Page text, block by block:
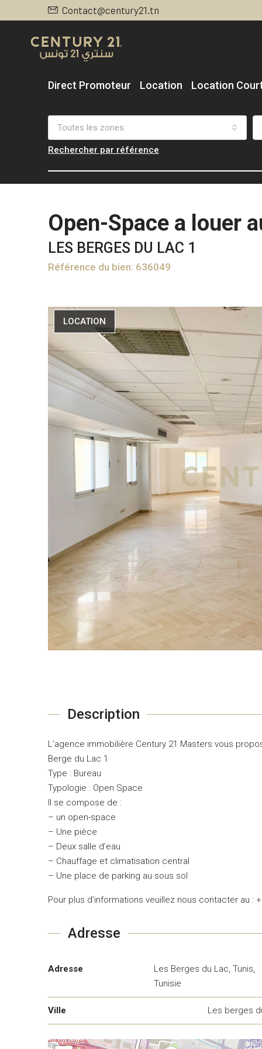
Contact@century21.tn
Direct Promoteur Location Location
Toutes les zones
Rechercher par référence
Open-Space a louer
LES BERGES DU LAC 1
Référence du bien: 636049
LOCATION
Description
L’agence immobilière Century 21 Masters vous
Berge du Lac 1
Type : Bureau
Typologie : Open Space
Il se compose de :
– un open-space
– Une pièce
– Deux salle d’eau
– Chauffage et climatisation central
– Une place de parking au sous sol
Pour plus d’informations veuillez nous contacter au :
Adresse
Adresse
Les Berges du Lac, Tunis,
Tunisie
Ville Les berges